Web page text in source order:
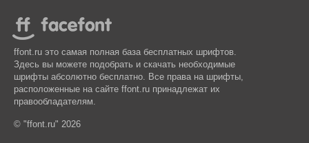
ffont.ru это самая полная база бесплатных шрифтов.
Здесь вы можете подобрать и скачать необходимые
шрифты абсолютно бесплатно. Все права на шрифты,
расположенные на сайте ffont.ru принадлежат их
правообладателям.
© "ffont.ru" 2026